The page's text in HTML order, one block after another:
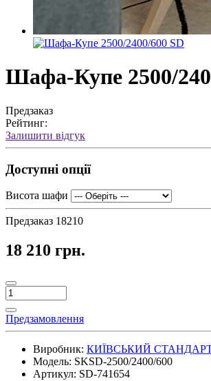
Шафа-Купе 2500/
Предзаказ
Рейтинг:
Залишити відгук
Доступні опції
Висота шафи
Предзаказ 18210
18 210 грн.
Предзамовлення
Виробник: КИЇВСЬКИЙ
Модель: SKSD-2500/2400/600
Артикул: SD-741654